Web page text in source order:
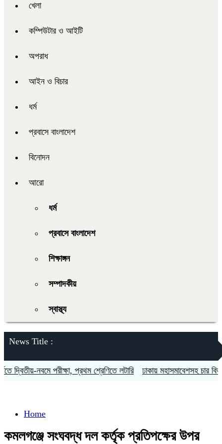
খেলা
কম্পিউটার ও আইটি
অপরাধ
আইন ও বিচার
ধর্ম
প্রবাসে বাংলাদেশ
বিনোদন
আরো
ধর্ম
প্রবাসে বাংলাদেশ
শিক্ষাঙ্গন
সম্পাদকীয়
স্বাস্থ্য
News Title :
নবমে পরীক্ষা, প্রথম শ্রেণিতে লটারি ঢাকায় মহাসমাবেশসহ চার বিভাগে
Home
কমলগঞ্জে সংঘবদ্ধ দল কর্তৃক প্রতিপক্ষের উপর